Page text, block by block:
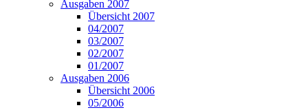
Ausgaben 2007
Übersicht 2007
04/2007
03/2007
02/2007
01/2007
Ausgaben 2006
Übersicht 2006
05/2006